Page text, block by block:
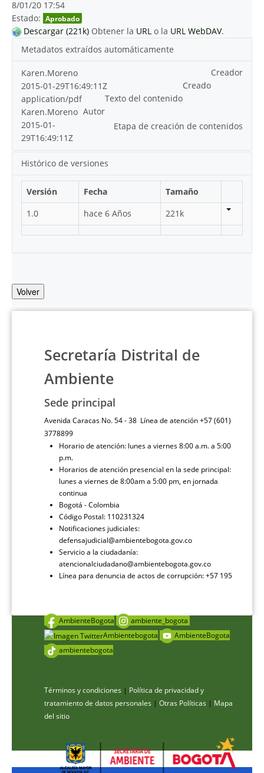
8/01/20 17:54
Estado: Aprobado
Descargar (221k) Obtener la URL o la URL WebDAV.
Metadatos extraídos automáticamente
Creador
Karen.Moreno
Creado
2015-01-29T16:49:11Z
Texto del contenido
application/pdf
Autor
Karen.Moreno
Etapa de creación de contenidos
2015-01-
29T16:49:11Z
Histórico de versiones
Versión Fecha
Tamaño
1.0
hace 6 Años 221k
Volver
Secretaría Distrital de
Ambiente
Sede principal
Avenida Caracas No. 54 - 38 Línea de atención +57 (601)
3778899
Horario de atención: lunes a viernes 8:00 a.m. a 5:00
p.m.
Horarios de atención presencial en la sede principal:
lunes a viernes de 8:00am a 5:00 pm, en jornada
continua
Bogotá - Colombia
Código Postal: 110231324
Notificaciones judiciales:
defensajudicial@ambientebogota.gov.co
Servicio a la ciudadanía:
atencionalciudadano@ambientebogota.gov.co
Línea para denuncia de actos de corrupción: +57 195
AmbienteBogota
ambiente_bogota
Ambientebogota
AmbienteBogota
ambientebogota
Términos y condiciones | Política de privacidad y
tratamiento de datos personales | Otras Políticas | Mapa
del sitio